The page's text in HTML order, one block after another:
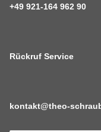
+49 921-164 962 90
Rückruf Service
kontakt@theo-